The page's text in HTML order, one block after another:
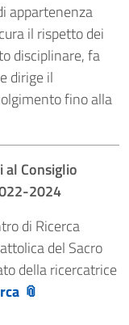
appartenenza
il rispetto dei
disciplinare, fa
dirige il
fino alla
al Consiglio
2024
di Ricerca
del Sacro
della ricercatrice